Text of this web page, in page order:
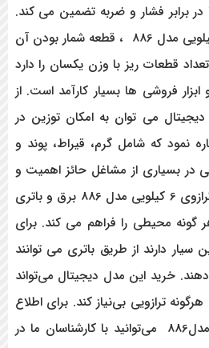
برابر فشار و ضربه تضمین می کند.
مهمترین ویژگی ترازوی 6 کیلویی مدل 886 ، قطعه شمار بودن آن
قطعات ریز با وزن یکسان را دارد
فروشی ها بسیار کارآمد است. از
دیجیتال می توان به امکان توزین در
نمود که شامل گرم، قیراط، پوند و
در بسیاری از مشاغل حائز اهمیت و
کاربردی است. منبع تغذیه ترازوی 6 کیلویی مدل 886 برق و باتری
گونه محیطی را فراهم می کند. برای
سیار دارند از طریق باتری می توانند
دهند. خرید این مدل دیجیتال می‌تواند
ترازویی بی‌نیاز کند. برای اطلاع
می‌توانید با کارشناسان ما در